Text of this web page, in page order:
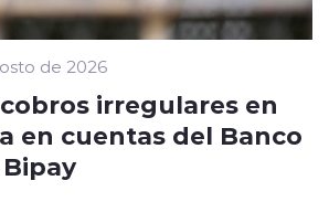
de 2026
irregulares en
en cuentas del Banco